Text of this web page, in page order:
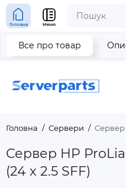
Головна Меню
Головна Сервери Сервер
Сервер HP
(24 x 2.5 SFF)
Все про товар